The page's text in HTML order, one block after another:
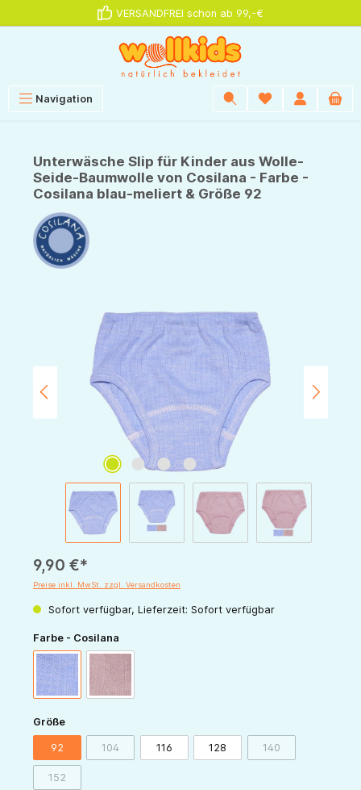
VERSANDFREI schon ab 99,-€
Navigation
Unterwäsche Slip für Kinder aus Wolle-
Seide-Baumwolle von Cosilana - Farbe -
Cosilana blau-meliert & Größe 92
9,90 €*
Preise inkl. MwSt. zzgl. Versandkosten
Sofort verfügbar, Lieferzeit: Sofort verfügbar
Farbe - Cosilana
blau-meliertrosa-meliert
Größeauswählen
92 104(Diese Option ist zurzeit nicht verfügbar.)
116 128 140(Diese Option ist
152(Diese Option ist zurzeit nicht verfügbar.)